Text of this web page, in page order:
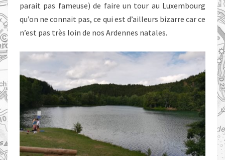
parait pas fameuse) de faire un tour au Luxembourg
qu’on ne connait pas, ce qui est d’ailleurs bizarre car ce
n’est pas très loin de nos Ardennes natales.